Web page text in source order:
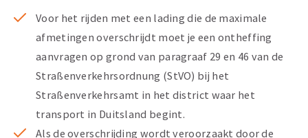
Voor het rijden met een lading die de maximale
afmetingen overschrijdt moet je een ontheffing
aanvragen op grond van paragraaf 29 en 46 van de
Straßenverkehrsordnung (StVO) bij het
Straßenverkehrsamt in het district waar het
transport in Duitsland begint.
Als de overschrijding wordt veroorzaakt door de